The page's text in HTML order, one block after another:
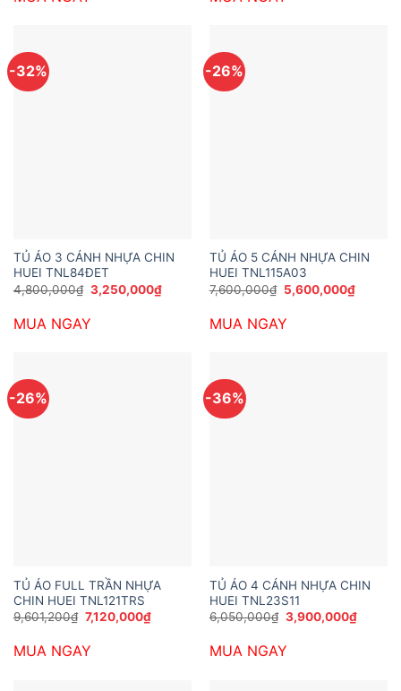
-32%
TỦ ÁO 3 CÁNH NHỰA CHIN
HUEI TNL84ĐET
4,800,000₫ Giá
gốc
4,800,000₫.
3,250,000₫Giá
hiện
MUA NGAY
-26%
TỦ ÁO 5 CÁNH NHỰA CHIN
HUEI TNL115A03
7,600,000₫ Giá
gốc
7,600,000₫.
5,600,000₫Giá
hiện
MUA NGAY
-26%
TỦ ÁO FULL TRẦN NHỰA
CHIN HUEI TNL121TRS
9,601,200₫ Giá
gốc
9,601,200₫.
7,120,000₫Giá
hiện
MUA NGAY
-36%
TỦ ÁO 4 CÁNH NHỰA CHIN
HUEI TNL23S11
6,050,000₫ Giá
gốc
6,050,000₫.
3,900,000₫Giá
hiện
MUA NGAY